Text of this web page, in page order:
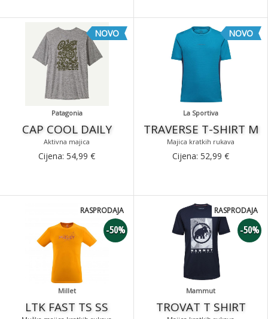
Patagonia
CAP COOL DAILY
Aktivna majica
NOVO
Cijena: 54,99 €
La Sportiva
TRAVERSE T-SHIRT M
Majica kratkih rukava
NOVO
Cijena: 52,99 €
Millet
LTK FAST TS SS
-50%
RASPRODAJA
Mammut
TROVAT T SHIRT
-50%
RASPRODAJA